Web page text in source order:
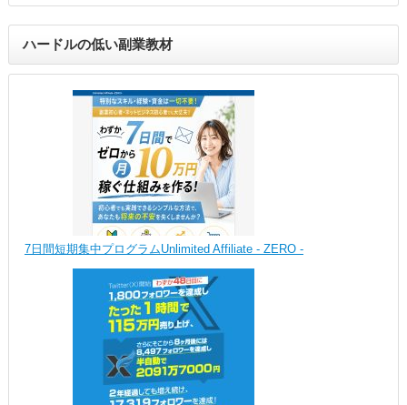
ハードルの低い副業教材
7日間短期集中プログラムUnlimited Affiliate - ZERO -